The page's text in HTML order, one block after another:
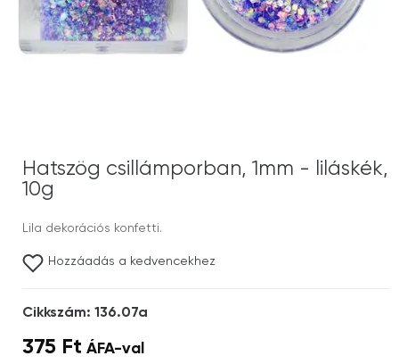
Hatszög csillámporban, 1mm - liláskék,
10g
Lila dekorációs konfetti.
Hozzáadás a kedvencekhez
Cikkszám: 136.07a
375 Ft ÁFA-val